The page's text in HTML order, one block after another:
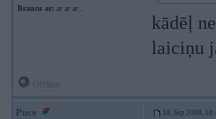
Braucu ar: ar ar ar ..
kādēļ
laiciņu
Puce 18. Sep 2008,